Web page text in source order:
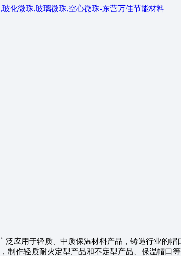
应用于轻质、中质保温材料产品，铸造行业的
制作轻质耐火定型产品和不定型产品、保温帽口